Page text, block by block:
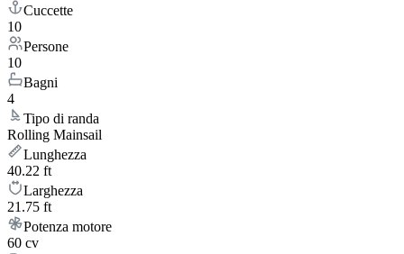
Cuccette
10
Persone
10
Bagni
4
Tipo di randa
Rolling Mainsail
Lunghezza
40.22 ft
Larghezza
21.75 ft
Potenza motore
60 cv